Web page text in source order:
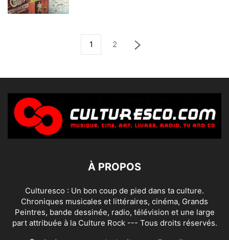
1 2
À PROPOS
Culturesco : Un bon coup de pied dans ta culture.
Chroniques musicales et littéraires, cinéma, Grands
Peintres, bande dessinée, radio, télévision et une large
part attribuée à la Culture Rock --- Tous droits réservés.